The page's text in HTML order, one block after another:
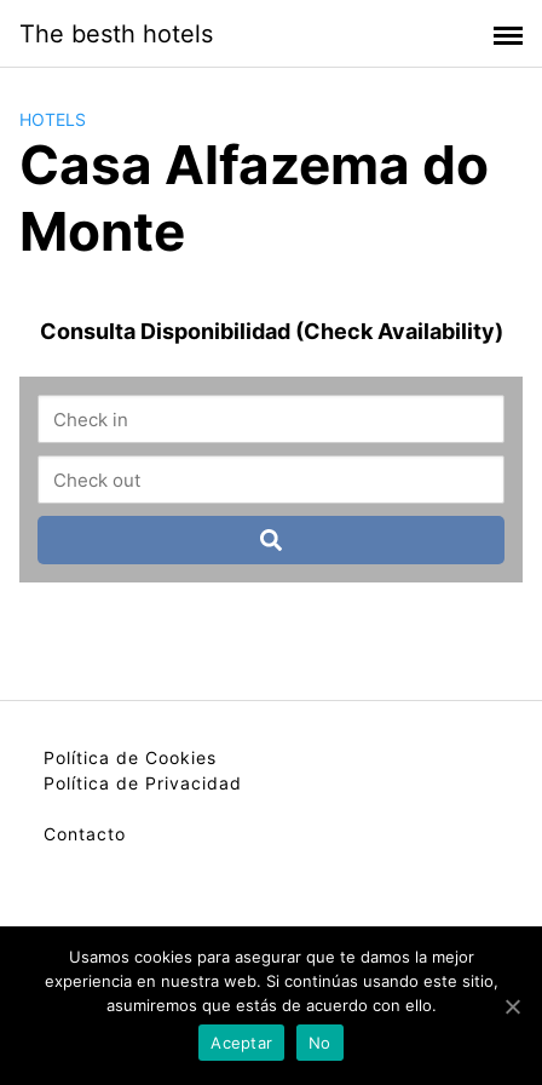
contenido
The besth hotels
HOTELS
Casa Alfazema do
Monte
Consulta Disponibilidad (Check Availability)
Política de Cookies
Política de Privacidad
Contacto
Usamos cookies para asegurar que te damos la mejor
experiencia en nuestra web. Si continúas usando este sitio,
asumiremos que estás de acuerdo con ello.
Aceptar
No
Check Availability(Disponibilidad)